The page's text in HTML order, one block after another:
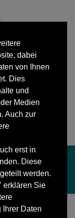
dabei
von Ihnen
Dies
und
Medien
Auch zur
erst in
Diese
werden.
erklären Sie
Ihrer Daten